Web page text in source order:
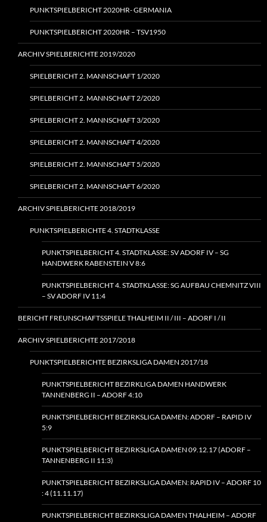
PUNKTSPIELBERICHT 2020HR- GERMANIA
PUNKTSPIELBERICHT 2020HR – TSV1950
ARCHIV SPIELBERICHTE 2019/2020
SPIELBERICHT 2. MANNSCHAFT 1/2020
SPIELBERICHT 2. MANNSCHAFT 2/2020
SPIELBERICHT 2. MANNSCHAFT 3/2020
SPIELBERICHT 2. MANNSCHAFT 4/2020
SPIELBERICHT 2. MANNSCHAFT 5/2020
SPIELBERICHT 2. MANNSCHAFT 6/2020
ARCHIV SPIELBERICHTE 2018/2019
PUNKTSPIELBERICHTE 4. STADTKLASSE
PUNKTSPIELBERICHT 4. STADTKLASSE: SV ADORF IV – SG
HANDWERK RABENSTEIN V 8:6
PUNKTSPIELBERICHT 4. STADTKLASSE: SG AUFBAU CHEMNITZ VIII
– SV ADORF IV 11:4
BERICHT FREUNSCHAFTSSPIELE THALHEIM II / III – ADORF I / II
ARCHIV SPIELBERICHTE 2017/2018
PUNKTSPIELBERICHTE BEZIRKSLIGA DAMEN 2017/18
PUNKTSPIELBERICHT BEZIRKLIGA DAMEN HANDWERK
TANNENBERG II – ADORF 4:10
PUNKTSPIELBERICHT BEZIRKSLIGA DAMEN: ADORF – RAPID IV
5:9
PUNKTSPIELBERICHT BEZIRKSLIGA DAMEN 09.12.17 (ADORF –
TANNENBERG II 11:3)
PUNKTSPIELBERICHT BEZIRKSLIGA DAMEN: RAPID IV – ADORF 10
: 4 (11.11.17)
PUNKTSPIELBERICHT BEZIRKSLIGA DAMEN THALHEIM – ADORF